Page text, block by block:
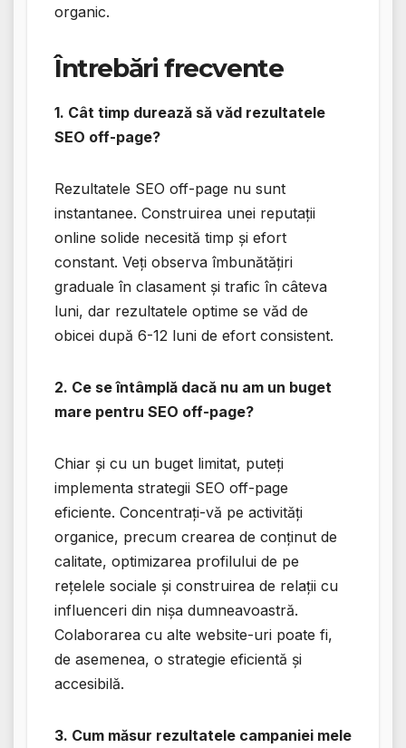
organic.
Întrebări frecvente
1. Cât timp durează să văd rezultatele
SEO off-page?
Rezultatele SEO off-page nu sunt
instantanee. Construirea unei reputații
online solide necesită timp și efort
constant. Veți observa îmbunătățiri
graduale în clasament și trafic în câteva
luni, dar rezultatele optime se văd de
obicei după 6-12 luni de efort consistent.
2. Ce se întâmplă dacă nu am un buget
mare pentru SEO off-page?
Chiar și cu un buget limitat, puteți
implementa strategii SEO off-page
eficiente. Concentrați-vă pe activități
organice, precum crearea de conținut de
calitate, optimizarea profilului de pe
rețelele sociale și construirea de relații cu
influenceri din nișa dumneavoastră.
Colaborarea cu alte website-uri poate fi,
de asemenea, o strategie eficientă și
accesibilă.
3. Cum măsur rezultatele campaniei mele